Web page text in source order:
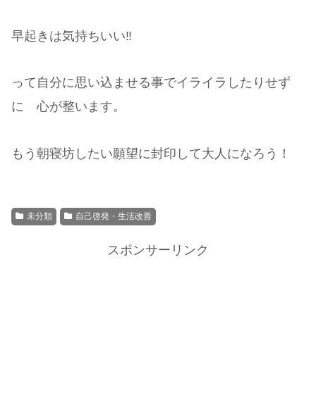
早起きは気持ちいい‼︎
って自分に思い込ませる事でイライラしたりせず
に 心が整います。
もう朝寝坊したい願望に封印して大人になろう！
未分類 自己啓発・生活改善
スポンサーリンク